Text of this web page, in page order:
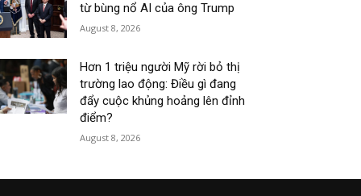
từ bùng nổ AI của ông Trump
August 8, 2026
Hơn 1 triệu người Mỹ rời bỏ thị
trường lao động: Điều gì đang
đẩy cuộc khủng hoảng lên đỉnh
điểm?
August 8, 2026